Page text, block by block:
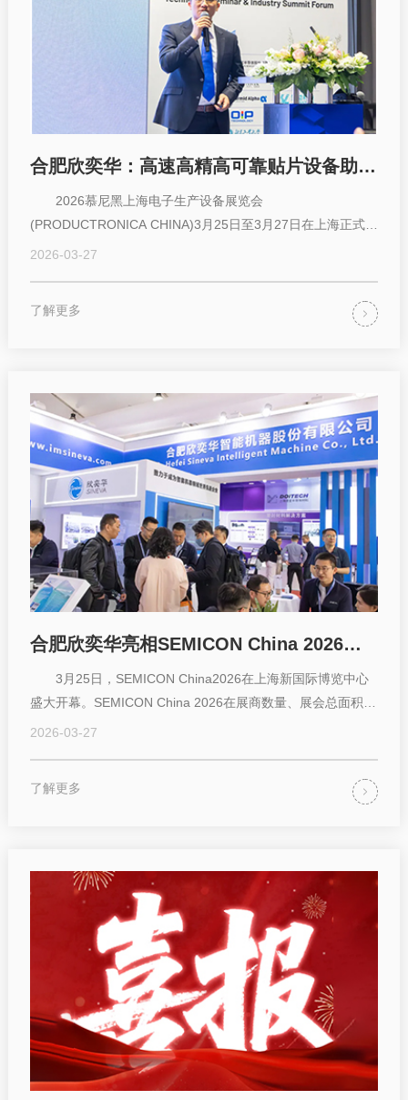
合肥欣奕华：高速高精高可靠贴片设备助力先进封装产业化
2026慕尼黑上海电子生产设备展览会
(PRODUCTRONICA CHINA)3月25日至3月27日在上海正式举
办。本届展会以近100,000平方...
2026-03-27
了解更多
合肥欣奕华亮相SEMICON China 2026，硬核实力助力半导体设备国产化提速
3月25日，SEMICON China2026在上海新国际博览中心
盛大开幕。SEMICON China 2026在展商数量、展会总面积等
方面都创下...
2026-03-27
了解更多